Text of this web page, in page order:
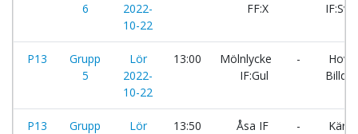
6
2022-
10-22
FF:X
P13
Grupp
5
Lör
2022-
10-22
13:00
Mölnlycke
IF:Gul
-
P13
Grupp
Lör
13:50 Åsa IF -
Kärra